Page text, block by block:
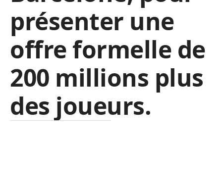
présenter une
offre formelle de
200 millions plus
des joueurs.